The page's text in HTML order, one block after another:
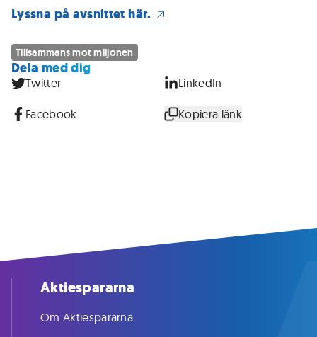
Lyssna på avsnittet här.
Tillsammans mot miljonen
Dela med dig
Twitter LinkedIn
Facebook Kopiera länk
Aktiespararna
Om Aktiespararna